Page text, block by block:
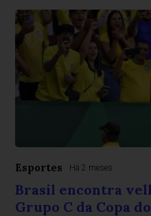
Esportes Há 2 meses
Brasil encontra
Grupo C da Copa